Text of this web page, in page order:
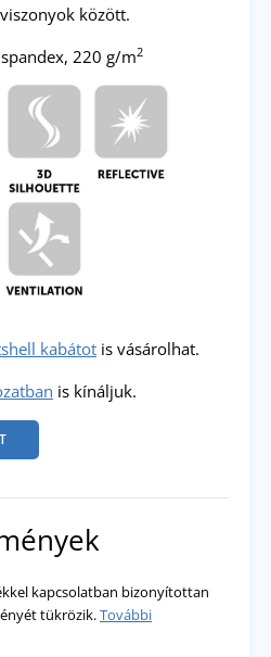
között.
220 g/m2
kabátotis vásárolhat.
is kínáljuk.
kapcsolatban bizonyítottan
tükrözik.További